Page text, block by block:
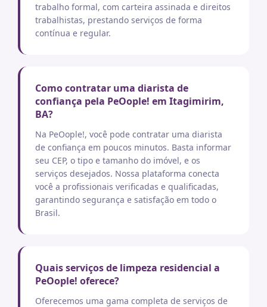
trabalho formal, com carteira assinada e direitos
trabalhistas, prestando serviços de forma
contínua e regular.
Como contratar uma diarista de
confiança pela PeOople! em Itagimirim,
BA?
Na PeOople!, você pode contratar uma diarista
de confiança em poucos minutos. Basta informar
seu CEP, o tipo e tamanho do imóvel, e os
serviços desejados. Nossa plataforma conecta
você a profissionais verificadas e qualificadas,
garantindo segurança e satisfação em todo o
Brasil.
Quais serviços de limpeza residencial a
PeOople! oferece?
Oferecemos uma gama completa de serviços de